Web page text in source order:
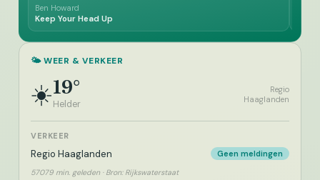
Ben Howard
Keep Your Head Up
🌤️ WEER & VERKEER
☀️19°
Helder
Regio
Haaglanden
VERKEER
Regio Haaglanden Geen meldingen
57079 min. geleden · Bron: Rijkswaterstaat